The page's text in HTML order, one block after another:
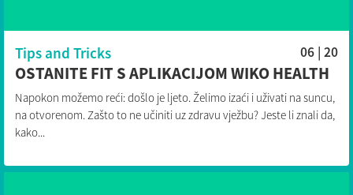
Tips and Tricks 06 | 20
OSTANITE FIT S APLIKACIJOM WIKO HEALTH
Napokon možemo reći: došlo je ljeto. Želimo izaći i uživati na suncu,
na otvorenom. Zašto to ne učiniti uz zdravu vježbu? Jeste li znali da,
kako...